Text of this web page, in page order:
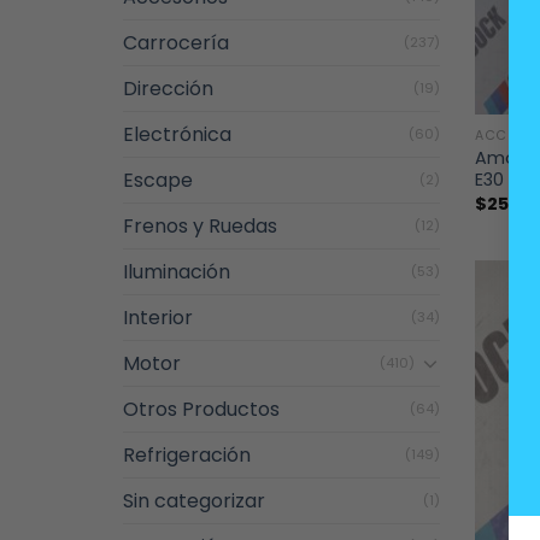
Carrocería (237)
Dirección (19)
Electrónica (60)
Escape (2)
Frenos y Ruedas (12)
Iluminación (53)
Interior (34)
Motor (410)
Otros Productos (64)
Refrigeración (149)
Sin categorizar (1)
E30 E23
$25.000